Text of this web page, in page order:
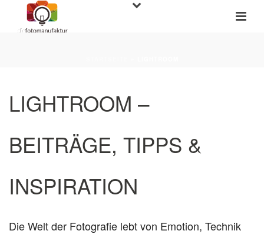
LIGHTROOM –
BEITRÄGE, TIPPS &
INSPIRATION
Die Welt der Fotografie lebt von Emotion, Technik